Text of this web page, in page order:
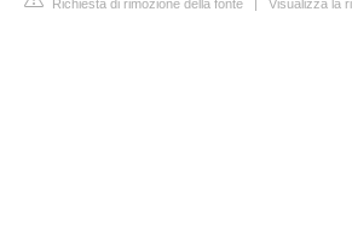
Richiesta di rimozione della fonte | Visualizza la